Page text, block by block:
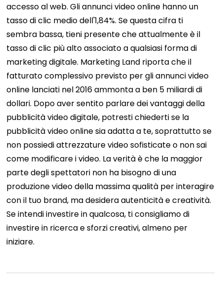
accesso al web. Gli annunci video online hanno un
tasso di clic medio dell'1,84%. Se questa cifra ti
sembra bassa, tieni presente che attualmente è il
tasso di clic più alto associato a qualsiasi forma di
marketing digitale. Marketing Land riporta che il
fatturato complessivo previsto per gli annunci video
online lanciati nel 2016 ammonta a ben 5 miliardi di
dollari. Dopo aver sentito parlare dei vantaggi della
pubblicità video digitale, potresti chiederti se la
pubblicità video online sia adatta a te, soprattutto se
non possiedi attrezzature video sofisticate o non sai
come modificare i video. La verità è che la maggior
parte degli spettatori non ha bisogno di una
produzione video della massima qualità per interagire
con il tuo brand, ma desidera autenticità e creatività.
Se intendi investire in qualcosa, ti consigliamo di
investire in ricerca e sforzi creativi, almeno per
iniziare.